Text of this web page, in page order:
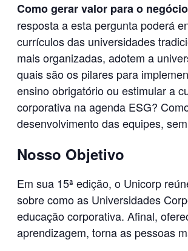
Como gerar valor para o
resposta a esta pergunta poderá
currículos das universidades
mais organizadas, adotem a
quais são os pilares para
ensino obrigatório ou estimular a
corporativa na agenda ESG?
desenvolvimento das equipes,
Nosso Objetivo
Em sua 15ª edição, o Unicorp
sobre como as Universidades
educação corporativa. Afinal,
aprendizagem, torna as pessoas